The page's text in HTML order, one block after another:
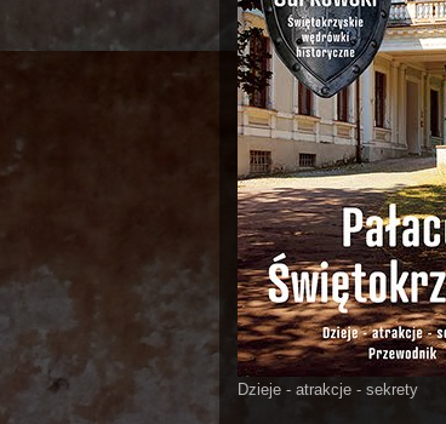
Dzieje - atrakcje - sekrety